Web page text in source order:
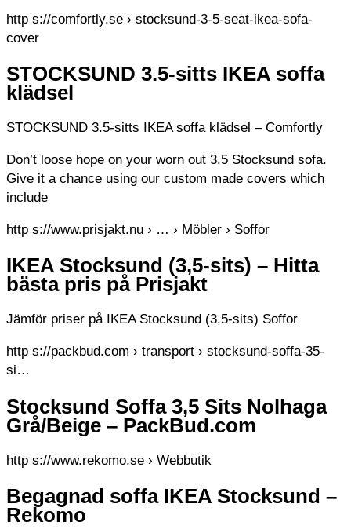
http s://comfortly.se › stocksund-3-5-seat-ikea-sofa-
cover
STOCKSUND 3.5-sitts IKEA soffa
klädsel
STOCKSUND 3.5-sitts IKEA soffa klädsel – Comfortly
Don’t loose hope on your worn out 3.5 Stocksund sofa.
Give it a chance using our custom made covers which
include
http s://www.prisjakt.nu › … › Möbler › Soffor
IKEA Stocksund (3,5-sits) – Hitta
bästa pris på Prisjakt
Jämför priser på IKEA Stocksund (3,5-sits) Soffor
http s://packbud.com › transport › stocksund-soffa-35-
si…
Stocksund Soffa 3,5 Sits Nolhaga
Grå/Beige – PackBud.com
http s://www.rekomo.se › Webbutik
Begagnad soffa IKEA Stocksund –
Rekomo